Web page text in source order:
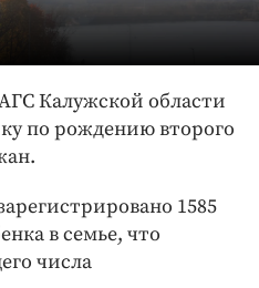
Калужской области
по рождению второго
1585
в семье, что
числа